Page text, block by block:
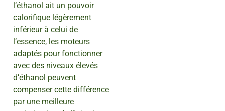
l’éthanol ait un pouvoir
calorifique légèrement
inférieur à celui de
l’essence, les moteurs
adaptés pour fonctionner
avec des niveaux élevés
d’éthanol peuvent
compenser cette différence
par une meilleure